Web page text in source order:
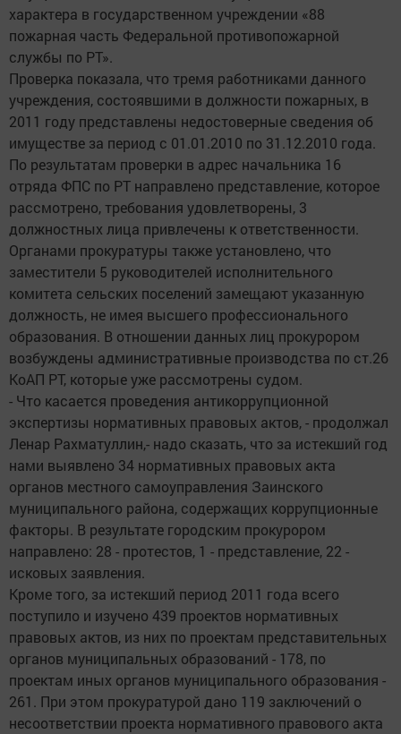
характера в государственном учреждении «88
пожарная часть Федеральной противопожарной
службы по РТ».
Проверка показала, что тремя работниками данного
учреждения, состоявшими в должности пожарных, в
2011 году представлены недостоверные сведения об
имуществе за период с 01.01.2010 по 31.12.2010 года.
По результатам проверки в адрес начальника 16
отряда ФПС по РТ направлено представление, которое
рассмотрено, требования удовлетворены, 3
должностных лица привлечены к ответственности.
Органами прокуратуры также установлено, что
заместители 5 руководителей исполнительного
комитета сельских поселений замещают указанную
должность, не имея высшего профессионального
образования. В отношении данных лиц прокурором
возбуждены административные производства по ст.26
КоАП РТ, которые уже рассмотрены судом.
- Что касается проведения антикоррупционной
экспертизы нормативных правовых актов, - продолжал
Ленар Рахматуллин,- надо сказать, что за истекший год
нами выявлено 34 нормативных правовых акта
органов местного самоуправления Заинского
муниципального района, содержащих коррупционные
факторы. В результате городским прокурором
направлено: 28 - протестов, 1 - представление, 22 -
исковых заявления.
Кроме того, за истекший период 2011 года всего
поступило и изучено 439 проектов нормативных
правовых актов, из них по проектам представительных
органов муниципальных образований - 178, по
проектам иных органов муниципального образования -
261. При этом прокуратурой дано 119 заключений о
несоответствии проекта нормативного правового акта